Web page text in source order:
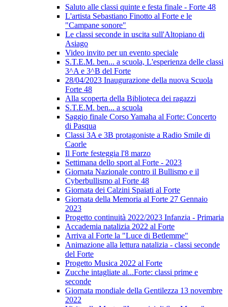
Saluto alle classi quinte e festa finale - Forte 48
L'artista Sebastiano Finotto al Forte e le
"Campane sonore"
Le classi seconde in uscita sull'Altopiano di
Asiago
Video invito per un evento speciale
S.T.E.M. ben... a scuola, L'esperienza delle classi
3^A e 3^B del Forte
28/04/2023 Inaugurazione della nuova Scuola
Forte 48
Alla scoperta della Biblioteca dei ragazzi
S.T.E.M. ben... a scuola
Saggio finale Corso Yamaha al Forte: Concerto
di Pasqua
Classi 3A e 3B protagoniste a Radio Smile di
Caorle
Il Forte festeggia l'8 marzo
Settimana dello sport al Forte - 2023
Giornata Nazionale contro il Bullismo e il
Cyberbullismo al Forte 48
Giornata dei Calzini Spaiati al Forte
Giornata della Memoria al Forte 27 Gennaio
2023
Progetto continuità 2022/2023 Infanzia - Primaria
Accademia natalizia 2022 al Forte
Arriva al Forte la "Luce di Betlemme"
Animazione alla lettura natalizia - classi seconde
del Forte
Progetto Musica 2022 al Forte
Zucche intagliate al...Forte: classi prime e
seconde
Giornata mondiale della Gentilezza 13 novembre
2022